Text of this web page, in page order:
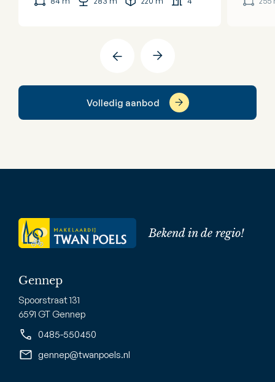
Volledig aanbod
Bekend in de regio!
Gennep
Spoorstraat 131
6591 GT Gennep
0485-550450
gennep@twanpoels.nl